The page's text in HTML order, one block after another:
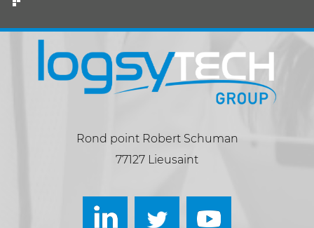
Rond point Robert Schuman
77127 Lieusaint